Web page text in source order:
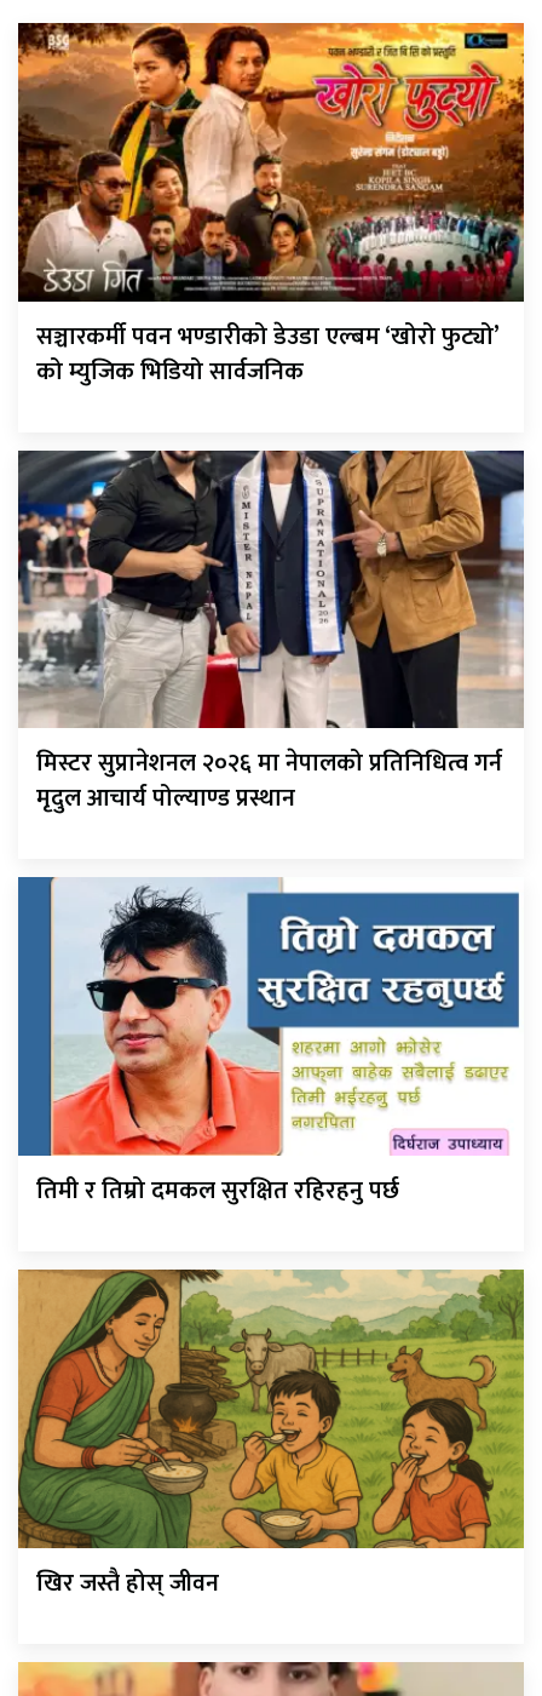
सञ्चारकर्मी पवन भण्डारीको डेउडा एल्बम ‘खोरो फुट्यो’
को म्युजिक भिडियो सार्वजनिक
मिस्टर सुप्रानेशनल २०२६ मा नेपालको प्रतिनिधित्व गर्न
मृदुल आचार्य पोल्याण्ड प्रस्थान
तिमी र तिम्रो दमकल सुरक्षित रहिरहनु पर्छ
खिर जस्तै होस् जीवन